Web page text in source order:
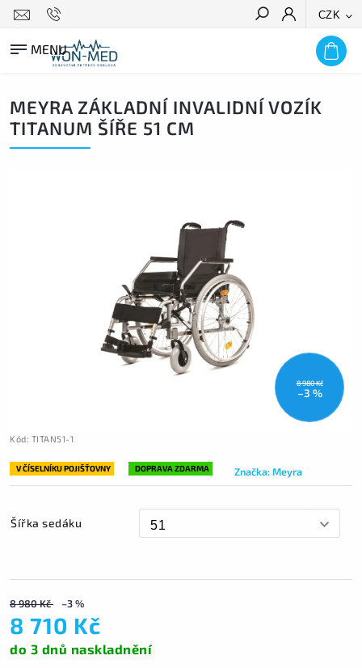
CZK
HLEDAT
MEYRA ZÁKLADNÍ INVALIDNÍ VOZÍK
TITANUM ŠÍŘE 51 CM
8 980 Kč
–3 %
Kód: TITAN51-1
V ČÍSELNÍKU POJIŠŤOVNY DOPRAVA ZDARMA Značka:Meyra
Šířka sedáku
8 980 Kč –3 %
8 710 Kč
do 3 dnů naskladnění